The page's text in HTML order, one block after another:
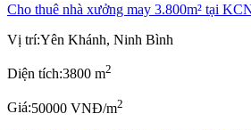
Cho thuê nhà xưởng may 3.800m² tại
Vị trí:Yên Khánh, Ninh Bình
Diện tích:3800 m2
Giá:50000 VNĐ/m2